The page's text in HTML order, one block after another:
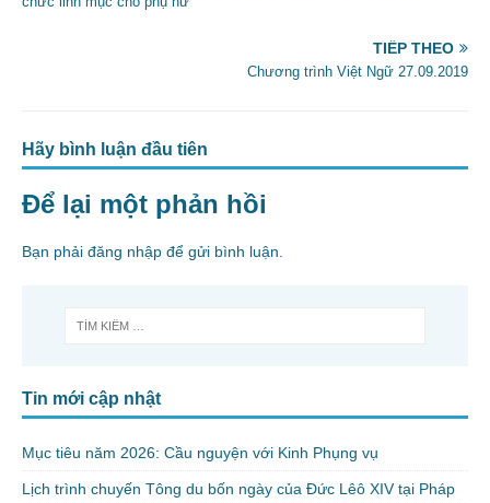
TIẾP THEO
Chương trình Việt Ngữ 27.09.2019
Hãy bình luận đầu tiên
Để lại một phản hồi
Bạn phải đăng nhập để gửi bình luận.
Tin mới cập nhật
Mục tiêu năm 2026: Cầu nguyện với Kinh Phụng vụ
Lịch trình chuyến Tông du bốn ngày của Đức Lêô XIV tại Pháp